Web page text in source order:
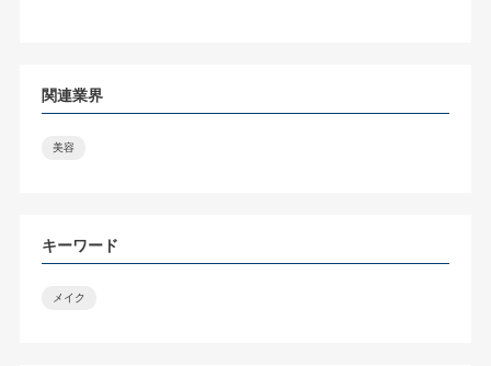
関連業界
美容
キーワード
メイク